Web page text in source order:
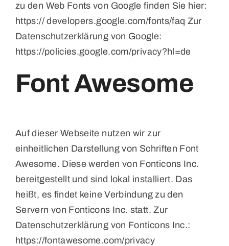
zu den Web Fonts von Google finden Sie hier:
https:// developers.google.com/fonts/faq Zur
Datenschutzerklärung von Google:
https://policies.google.com/privacy?hl=de
Font Awesome
Auf dieser Webseite nutzen wir zur
einheitlichen Darstellung von Schriften Font
Awesome. Diese werden von Fonticons Inc.
bereitgestellt und sind lokal installiert. Das
heißt, es findet keine Verbindung zu den
Servern von Fonticons Inc. statt. Zur
Datenschutzerklärung von Fonticons Inc.:
https://fontawesome.com/privacy